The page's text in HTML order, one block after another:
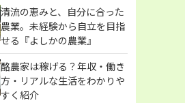
清流の恵みと、自分に合った
農業。未経験から自立を目指
せる『よしかの農業』
酪農家は稼げる？年収・働き
方・リアルな生活をわかりや
すく紹介